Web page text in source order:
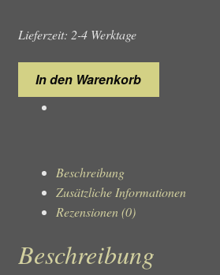
Lieferzeit: 2-4 Werktage
Guess
JUBB04003JWYGWHTU
In den Warenkorb
Beschreibung
Zusätzliche Informationen
Rezensionen (0)
Beschreibung